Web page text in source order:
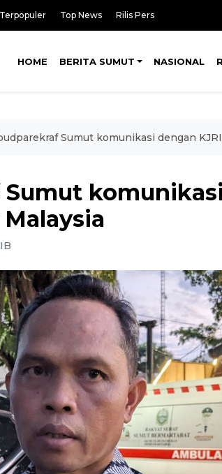
Terpopuler Top News Rilis Pers
HOME BERITA SUMUT NASIONAL
Sumut komunikasi dengan